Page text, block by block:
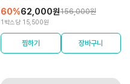
60%62,000원156,000원
1박스당 15,500원